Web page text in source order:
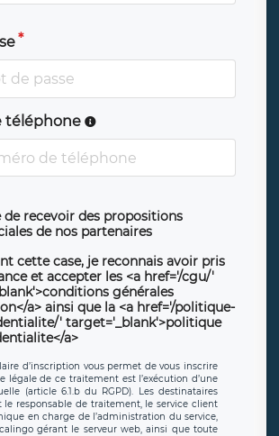
téléphone
de recevoir des propositions
de nos partenaires
cette case, je reconnais avoir pris
et accepter les <a href='/cgu/'
générales
a> ainsi que la <a href='/politique-
' target='_blank'>politique
a>
d’inscription vous permet de vous inscrire
légale de ce traitement est l’exécution d’une
(article 6.1.b du RGPD). Les destinataires
le responsable de traitement, le service client
en charge de l’administration du service,
gérant le serveur web, ainsi que toute